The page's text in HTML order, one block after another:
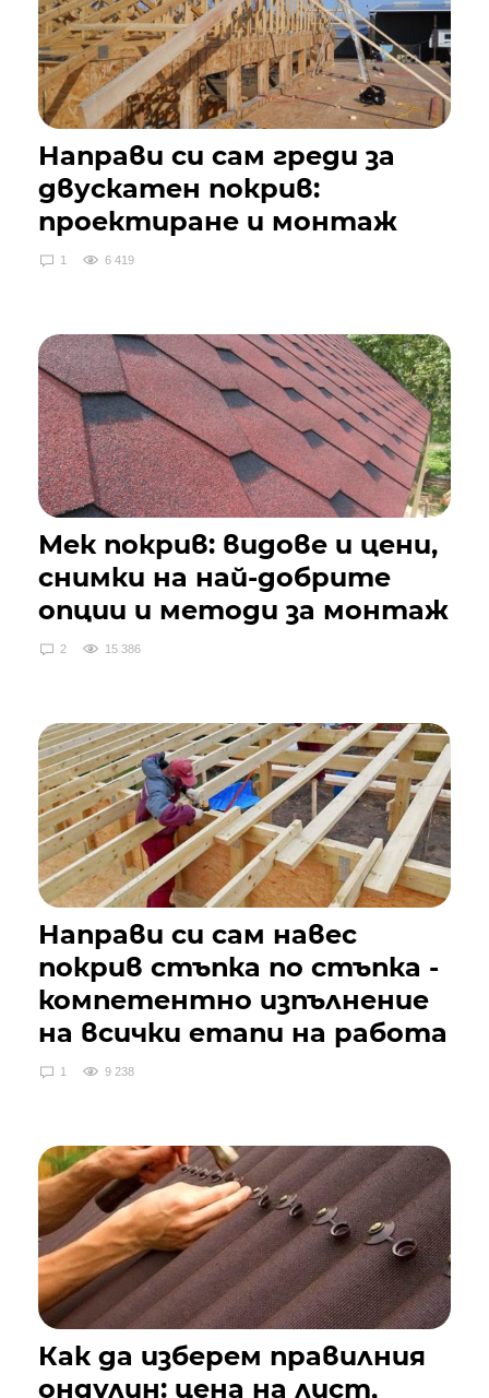
Направи си сам греди за
двускатен покрив:
проектиране и монтаж
1 6 419
Мек покрив: видове и цени,
снимки на най-добрите
опции и методи за монтаж
2 15 386
Направи си сам навес
покрив стъпка по стъпка -
компетентно изпълнение
на всички етапи на работа
1 9 238
Как да изберем правилния
ондулин: цена на лист,